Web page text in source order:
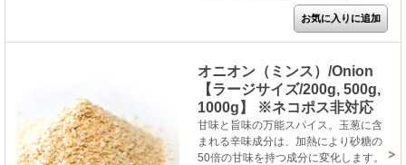
オニオン（ミンス）/Onion
【ラージサイズ/200g, 500g,
1000g】 ※ネコポス非対応
甘味と旨味の万能スパイス。玉葱に含
まれる辛味成分は、加熱により砂糖の
50倍の甘味を持つ成分に変化します。